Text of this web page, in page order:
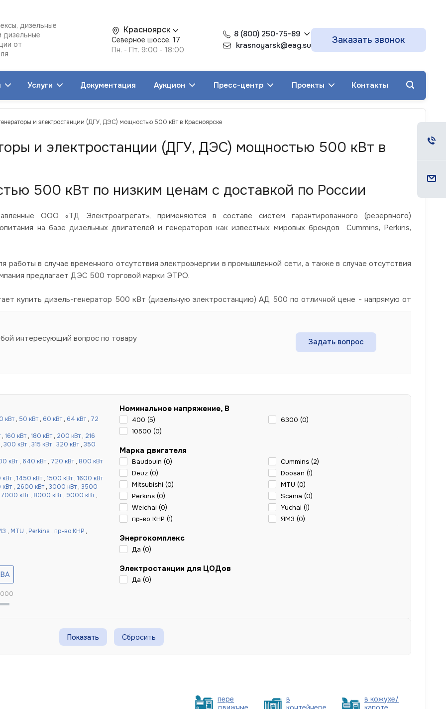
дизельные
дизельные
от
Красноярск
Северное шоссе, 17
Пн. - Пт. 9:00 - 18:00
8 (800) 250-75-89
krasnoyarsk@eag.su
Заказать звонок
Услуги Документация Аукцион Пресс-центр Проекты Контакты
и электростанции (ДГУ, ДЭС) мощностью 500 кВт в Красноярске
и электростанции (ДГУ, ДЭС) мощностью 500 кВт в
500 кВт по низким ценам с доставкой по России
ООО «ТД Электроагрегат», применяются в составе систем гарантированного (резервного)
на базе дизельных двигателей и генераторов как известных мировых брендов Cummins, Perkins,
в случае временного отсутствия электроэнергии в промышленной сети, а также в случае отсутствия
предлагает ДЭС 500 торговой марки ЭТРО.
купить дизель-генератор 500 кВт (дизельную электростанцию) АД 500 по отличной цене - напрямую от
интересующий вопрос по товару Задать вопрос
кВт , 50 кВт , 60 кВт , 64 кВт , 72
, 160 кВт , 180 кВт , 200 кВт , 216
300 кВт , 315 кВт , 320 кВт , 350
кВт , 640 кВт , 720 кВт , 800 кВт
кВт , 1450 кВт , 1500 кВт , 1600 кВт
, 2600 кВт , 3000 кВт , 3500
7000 кВт , 8000 кВт , 9000 кВт ,
, MTU , Perkins , пр-во КНР ,
000
Номинальное напряжение, В
400 (5) 6300 (0)
10500 (0)
Марка двигателя
Baudouin (0) Cummins (2)
Deuz (0) Doosan (1)
Mitsubishi (0) MTU (0)
Perkins (0) Scania (0)
Weichai (0) Yuchai (1)
пр-во КНР (1) ЯМЗ (0)
Энергокомплекс
Да (0)
Электростанции для ЦОДов
Да (0)
Сбросить
пере
в
в кожухе/